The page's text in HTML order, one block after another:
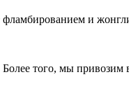
и
того, мы